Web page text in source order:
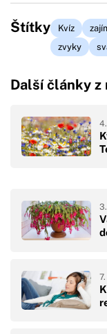
Štítky Kvíz
zvyky
Další články